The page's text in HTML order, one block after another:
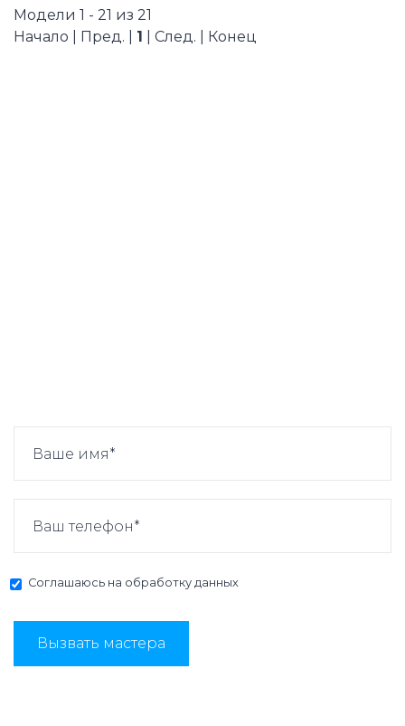
Модели 1 - 21 из 21
Начало | Пред. | 1 | След. | Конец
Соглашаюсь на обработку данных
Вызвать мастера